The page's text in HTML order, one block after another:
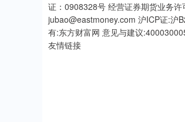
证：0908328号 经营证券期货业务
jubao@eastmoney.com 沪ICP证:沪
有:东方财富网 意见与建议
友情链接